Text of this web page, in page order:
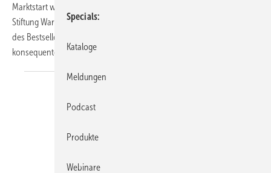
Marktstart wurde das damals komplett neue Gerät zum Testsieger bei
Stiftung Warentest gekürt. Aufbauend auf der bewährten Technologie
des Bestsellers, findet die Baureihe mit dem neuen COB-2 jetzt ihre
konsequente
Weiterentwicklung.
Specials
Kataloge
Meldungen
Podcast
Produkte
Webinare